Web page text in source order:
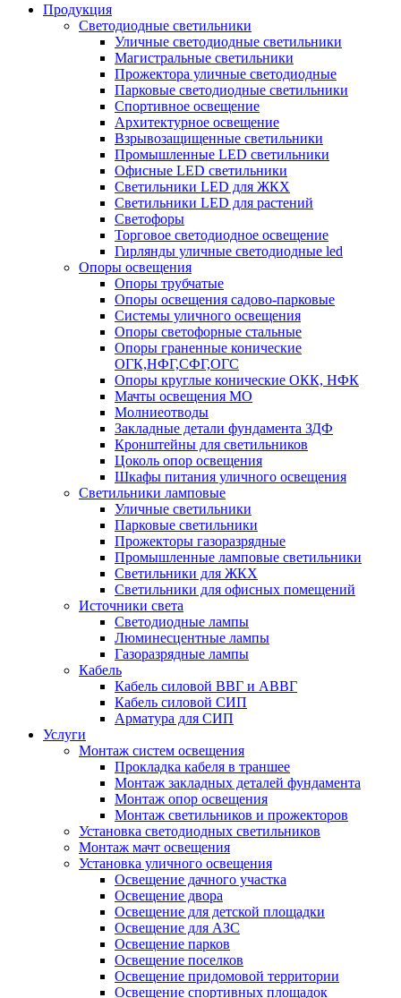
Продукция
Светодиодные светильники
Уличные светодиодные светильники
Магистральные светильники
Прожектора уличные светодиодные
Парковые светодиодные светильники
Спортивное освещение
Архитектурное освещение
Взрывозащищенные светильники
Промышленные LED светильники
Офисные LED светильники
Cветильники LED для ЖКХ
Светильники LED для растений
Светофоры
Торговое светодиодное освещение
Гирлянды уличные светодиодные led
Опоры освещения
Опоры трубчатые
Опоры освещения садово-парковые
Системы уличного освещения
Опоры светофорные стальные
Опоры граненные конические
ОГК,НФГ,СФГ,ОГС
Опоры круглые конические ОКК, НФК
Мачты освещения МО
Молниеотводы
Закладные детали фундамента ЗДФ
Кронштейны для светильников
Цоколь опор освещения
Шкафы питания уличного освещения
Светильники ламповые
Уличные светильники
Парковые светильники
Прожекторы газоразрядные
Промышленные ламповые светильники
Светильники для ЖКХ
Светильники для офисных помещений
Источники света
Светодиодные лампы
Люминесцентные лампы
Газоразрядные лампы
Кабель
Кабель силовой ВВГ и АВВГ
Кабель силовой СИП
Арматура для СИП
Услуги
Монтаж систем освещения
Прокладка кабеля в траншее
Монтаж закладных деталей фундамента
Монтаж опор освещения
Монтаж светильников и прожекторов
Установка светодиодных светильников
Монтаж мачт освещения
Установка уличного освещения
Освещение дачного участка
Освещение двора
Освещение для детской площадки
Освещение для АЗС
Освещение парков
Освещение поселков
Освещение придомовой территории
Освещение спортивных площадок